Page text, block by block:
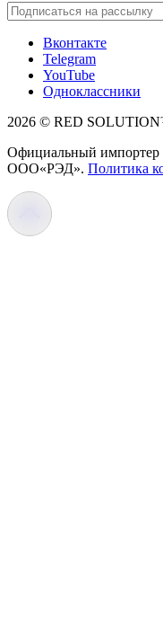
Вконтакте
Telegram
YouTube
Одноклассники
2026 © RED
Официальный
OOO«РЭД». Политика